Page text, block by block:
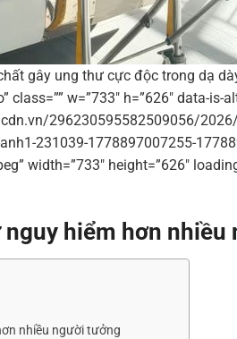
gây ung thư cực độc trong dạ
class=”” w=”733″ h=”626″ data-is-
296230595582509056/
231039-1778897007255-
width=”733″ height=”626″
hiểm hơn nhiều
nhiều người tưởng